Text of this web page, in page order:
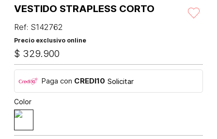
VESTIDO STRAPLESS CORTO
Ref: S142762
Precio exclusivo online
$ 329.900
Paga con CREDI10 Solicitar
Color